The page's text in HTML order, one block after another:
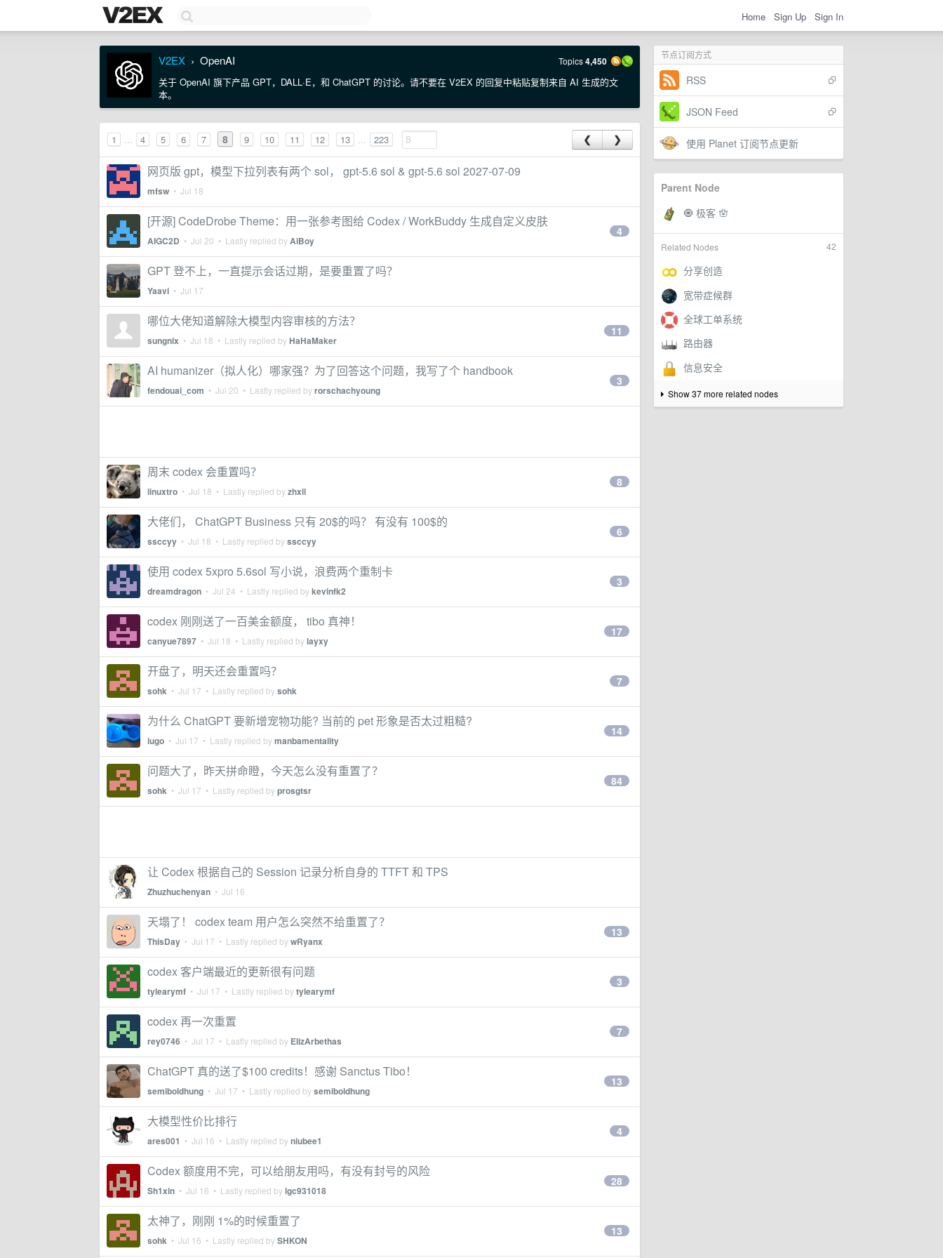
Home Sign Up Sign In
节点订阅方式
RSS
JSON Feed
使用 Planet 订阅节点更新
Parent Node
42
Related Nodes
Show 37 more related nodes
V2EX › OpenAI Topics4,450
关于 OpenAI 旗下产品 GPT，DALL·E，和 ChatGPT 的讨论。请不要在 V2EX 的回复中粘贴复制来自 AI 生成的文
本。
1 ... 4 5 6 7 8 9 10 11 12 13 ... 223 ❮ ❯
网页版 gpt，模型下拉列表有两个 sol， gpt-5.6 sol & gpt-5.6 sol 2027-07-09
mfsw • Jul 18
[开源] CodeDrobe Theme：用一张参考图给 Codex / WorkBuddy 生成自定义皮肤
AIGC2D • Jul 20 • Lastly replied byAiBoy
4
GPT 登不上，一直提示会话过期，是要重置了吗？
Yaavi • Jul 17
哪位大佬知道解除大模型内容审核的方法？
sungnix • Jul 18 • Lastly replied byHaHaMaker
11
AI humanizer（拟人化）哪家强？为了回答这个问题，我写了个 handbook
fendouai_com • Jul 20 • Lastly replied byrorschachyoung
3
周末 codex 会重置吗？
linuxtro • Jul 18 • Lastly replied byzhxil
8
大佬们， ChatGPT Business 只有 20$的吗？ 有没有 100$的
ssccyy • Jul 18 • Lastly replied byssccyy
6
使用 codex 5xpro 5.6sol 写小说，浪费两个重制卡
dreamdragon • Jul 24 • Lastly replied bykevinfk2
3
codex 刚刚送了一百美金额度， tibo 真神！
canyue7897 • Jul 18 • Lastly replied bylayxy
17
开盘了，明天还会重置吗？
sohk • Jul 17 • Lastly replied bysohk
7
为什么 ChatGPT 要新增宠物功能? 当前的 pet 形象是否太过粗糙?
iugo • Jul 17 • Lastly replied bymanbamentality
14
问题大了，昨天拼命瞪，今天怎么没有重置了？
sohk • Jul 17 • Lastly replied byprosgtsr
84
让 Codex 根据自己的 Session 记录分析自身的 TTFT 和 TPS
Zhuzhuchenyan • Jul 16
天塌了！ codex team 用户怎么突然不给重置了？
ThisDay • Jul 17 • Lastly replied bywRyanx
13
codex 客户端最近的更新很有问题
tylearymf • Jul 17 • Lastly replied bytylearymf
3
codex 再一次重置
rey0746 • Jul 17 • Lastly replied by ElizArbethas
7
ChatGPT 真的送了$100 credits！感谢 Sanctus Tibo！
semiboldhung • Jul 17 • Lastly replied bysemiboldhung
13
大模型性价比排行
ares001 • Jul 16 • Lastly replied byniubee1
4
Codex 额度用不完，可以给朋友用吗，有没有封号的风险
Sh1xin • Jul 16 • Lastly replied bylgc931018
28
太神了，刚刚 1%的时候重置了
sohk • Jul 16 • Lastly replied bySHKON
13